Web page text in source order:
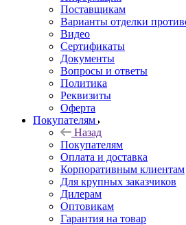
Поставщикам
Варианты отделки
Видео
Сертификаты
Документы
Вопросы и ответы
Политика
Реквизиты
Оферта
Покупателям
Назад
Покупателям
Оплата и доставка
Корпоративным клиентам
Для крупных заказчиков
Дилерам
Оптовикам
Гарантия на товар